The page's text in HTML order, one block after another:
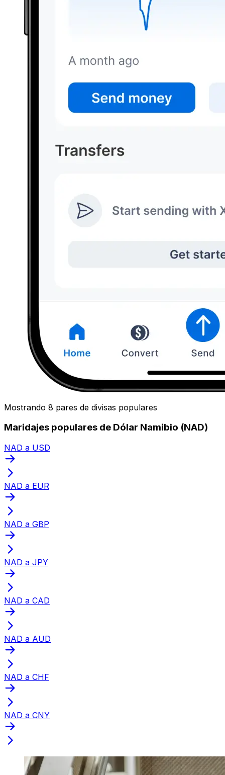
Mostrando 8 pares de divisas populares
Maridajes populares de Dólar Namibio (NAD)
NAD a USD
NAD a EUR
NAD a GBP
NAD a JPY
NAD a CAD
NAD a AUD
NAD a CHF
NAD a CNY